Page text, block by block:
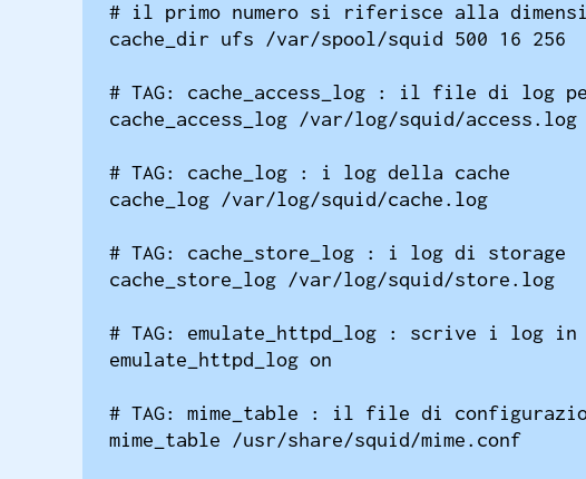
# il primo numero si riferisce alla
cache_dir ufs /var/spool/squid 500 16 256
# TAG: cache_access_log : il file di log
cache_access_log /var/log/squid/access.log
# TAG: cache_log : i log della cache
cache_log /var/log/squid/cache.log
# TAG: cache_store_log : i log di storage
cache_store_log /var/log/squid/store.log
# TAG: emulate_httpd_log : scrive i log
emulate_httpd_log on
# TAG: mime_table : il file di
mime_table /usr/share/squid/mime.conf